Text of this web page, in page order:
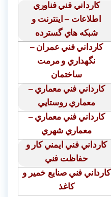
كارداني فني فناوري
اطلاعات – اينترنت و
شبكه هاي گسترده
كارداني فني عمران –
نگهداري و مرمت
ساختمان
كارداني فني معماري –
معماري روستايي
كارداني فني معماري –
معماري شهري
كارداني فني ايمني كار و
حفاظت فني
كارداني فني صنايع خمير و
كاغذ